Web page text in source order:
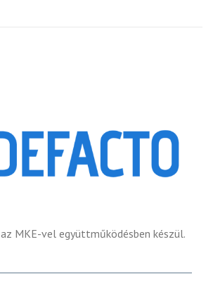
az MKE-vel együttműködésben készül.